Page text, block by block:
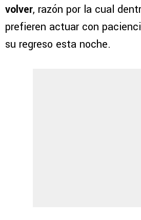
volver, razón por la cual
prefieren actuar con
su regreso esta noche.